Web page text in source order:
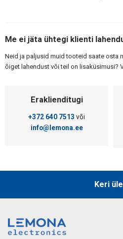
Me ei jäta ühtegi klienti
Neid ja paljusid muid tooteid saate osta
õiget lahendust või teil on lisaküsimusi?
Eraklienditugi
+372 640 7513 või
info@lemona.ee
Keri